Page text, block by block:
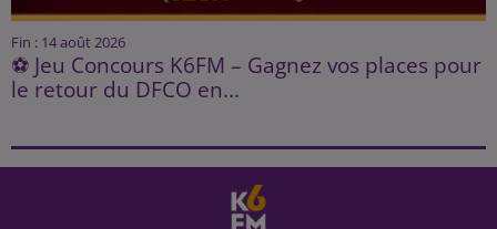
Fin : 14 août 2026
⚽ Jeu Concours K6FM – Gagnez vos places pour
le retour du DFCO en...